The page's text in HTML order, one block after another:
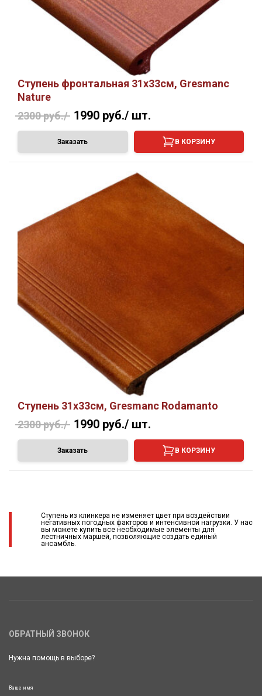
Ступень фронтальная 31х33см, Gresmanc
Nature
2300 руб./ 1990 руб./ шт.
Заказать В КОРЗИНУ
Ступень 31х33см, Gresmanc Rodamanto
2300 руб./ 1990 руб./ шт.
Заказать В КОРЗИНУ
Ступень из клинкера не изменяет цвет при воздействии
негативных погодных факторов и интенсивной нагрузки. У нас
вы можете купить все необходимые элементы для
лестничных маршей, позволяющие создать единый
ансамбль.
ОБРАТНЫЙ ЗВОНОК
Нужна помощь в выборе?
Ваше имя